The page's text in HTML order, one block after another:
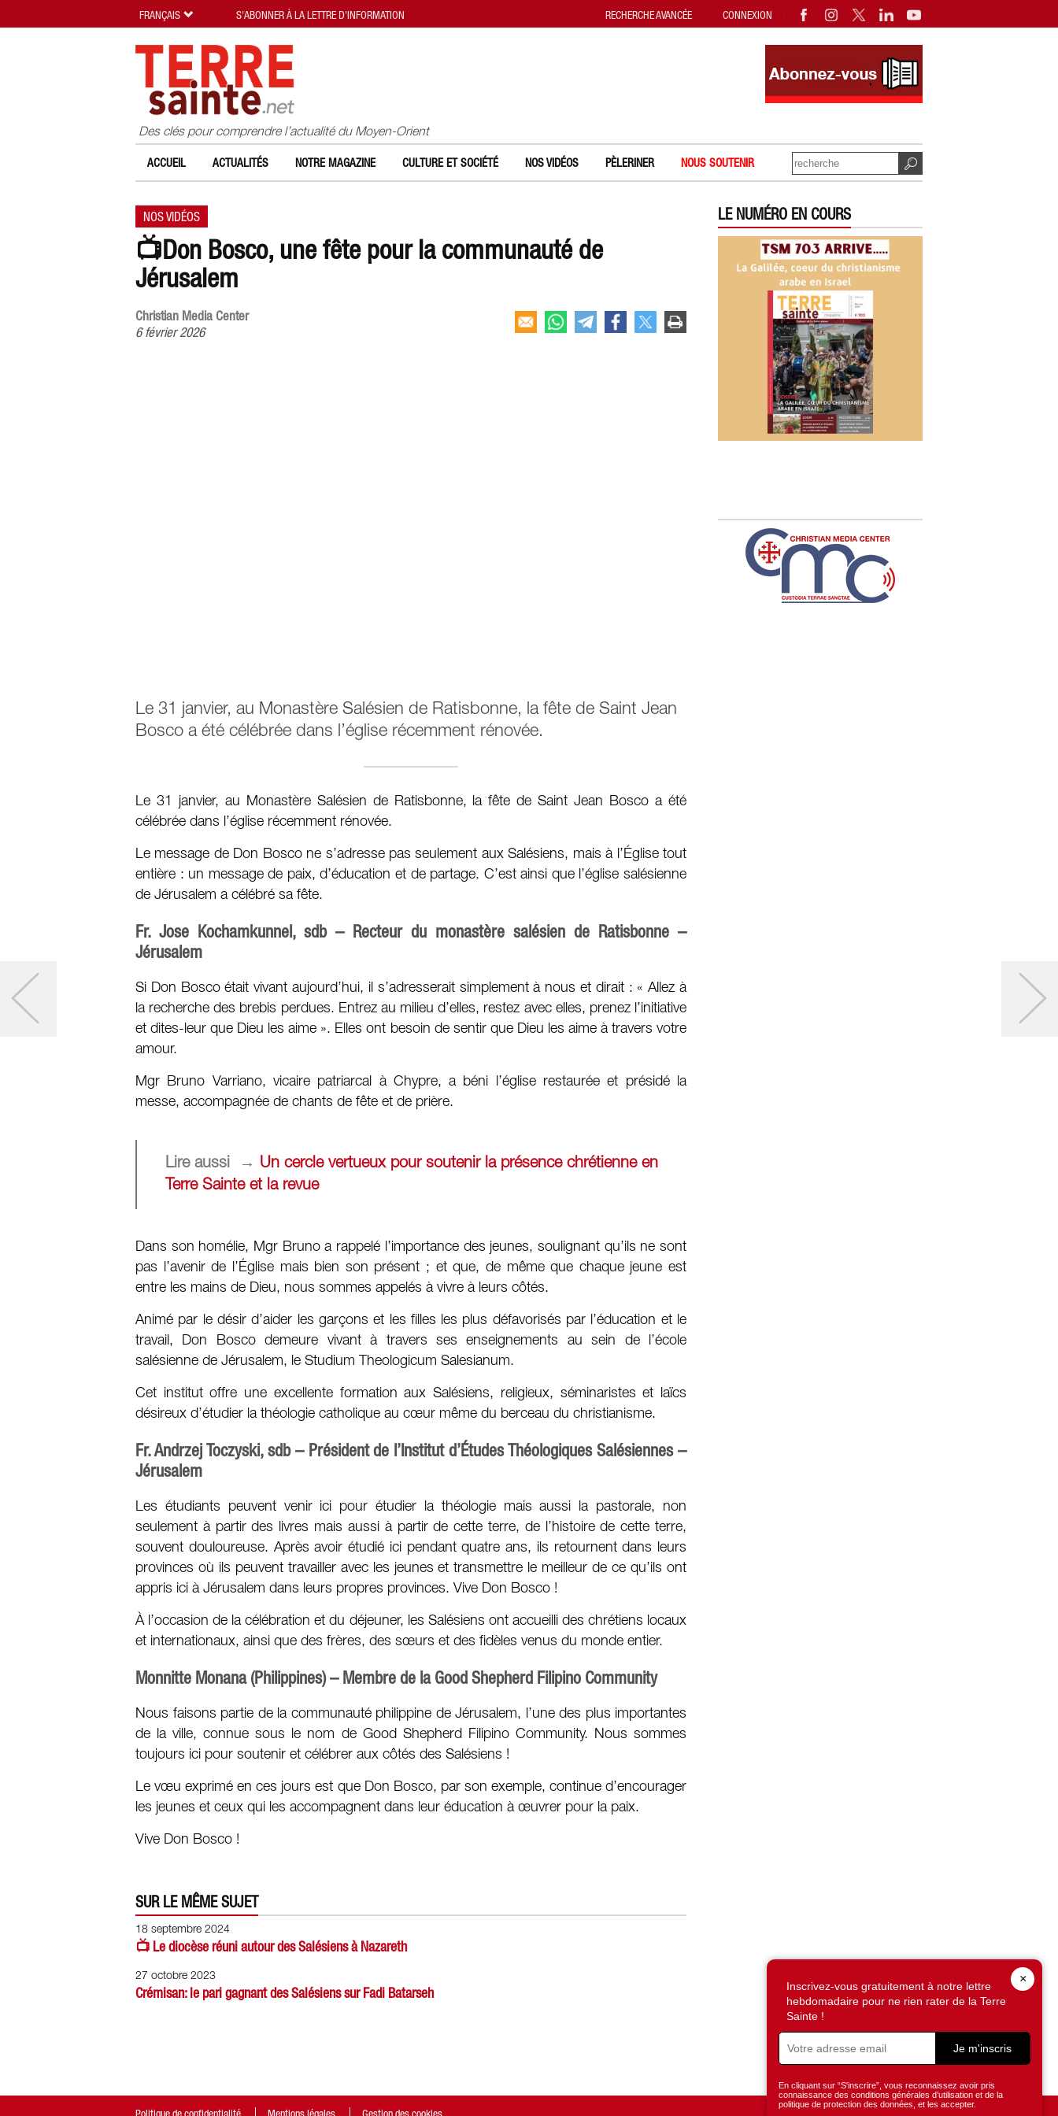
Des clés pour comprendre l’actualité du Moyen-Orient
ACCUEIL ACTUALITÉS NOTRE MAGAZINE CULTURE ET SOCIÉTÉ NOS VIDÉOS PÈLERINER NOUS SOUTENIR
NOS VIDÉOS
📺Don Bosco, une fête pour la communauté de
Jérusalem
Christian Media Center
6 février 2026
Le 31 janvier, au Monastère Salésien de Ratisbonne, la fête de Saint Jean
Bosco a été célébrée dans l’église récemment rénovée.
Le 31 janvier, au Monastère Salésien de Ratisbonne, la fête de Saint Jean Bosco a été
célébrée dans l’église récemment rénovée.
Le message de Don Bosco ne s’adresse pas seulement aux Salésiens, mais à l’Église tout
entière : un message de paix, d’éducation et de partage. C’est ainsi que l’église salésienne
de Jérusalem a célébré sa fête.
Fr. Jose Kochamkunnel, sdb – Recteur du monastère salésien de Ratisbonne –
Jérusalem
Si Don Bosco était vivant aujourd’hui, il s’adresserait simplement à nous et dirait : « Allez à
la recherche des brebis perdues. Entrez au milieu d’elles, restez avec elles, prenez l’initiative
et dites-leur que Dieu les aime ». Elles ont besoin de sentir que Dieu les aime à travers votre
amour.
Mgr Bruno Varriano, vicaire patriarcal à Chypre, a béni l’église restaurée et présidé la
messe, accompagnée de chants de fête et de prière.
Lire aussi →
Un cercle vertueux pour soutenir la présence chrétienne en
Terre Sainte et la revue
Dans son homélie, Mgr Bruno a rappelé l’importance des jeunes, soulignant qu’ils ne sont
pas l’avenir de l’Église mais bien son présent ; et que, de même que chaque jeune est
entre les mains de Dieu, nous sommes appelés à vivre à leurs côtés.
Animé par le désir d’aider les garçons et les filles les plus défavorisés par l’éducation et le
travail, Don Bosco demeure vivant à travers ses enseignements au sein de l’école
salésienne de Jérusalem, le Studium Theologicum Salesianum.
Cet institut offre une excellente formation aux Salésiens, religieux, séminaristes et laïcs
désireux d’étudier la théologie catholique au cœur même du berceau du christianisme.
Fr. Andrzej Toczyski, sdb – Président de l’Institut d’Études Théologiques Salésiennes –
Jérusalem
Les étudiants peuvent venir ici pour étudier la théologie mais aussi la pastorale, non
seulement à partir des livres mais aussi à partir de cette terre, de l’histoire de cette terre,
souvent douloureuse. Après avoir étudié ici pendant quatre ans, ils retournent dans leurs
provinces où ils peuvent travailler avec les jeunes et transmettre le meilleur de ce qu’ils ont
appris ici à Jérusalem dans leurs propres provinces. Vive Don Bosco !
À l’occasion de la célébration et du déjeuner, les Salésiens ont accueilli des chrétiens locaux
et internationaux, ainsi que des frères, des sœurs et des fidèles venus du monde entier.
Monnitte Monana (Philippines) – Membre de la Good Shepherd Filipino Community
Nous faisons partie de la communauté philippine de Jérusalem, l’une des plus importantes
de la ville, connue sous le nom de Good Shepherd Filipino Community. Nous sommes
toujours ici pour soutenir et célébrer aux côtés des Salésiens !
Le vœu exprimé en ces jours est que Don Bosco, par son exemple, continue d’encourager
les jeunes et ceux qui les accompagnent dans leur éducation à œuvrer pour la paix.
Vive Don Bosco !
SUR LE MÊME SUJET
18 septembre 2024
📺 Le diocèse réuni autour des Salésiens à Nazareth
27 octobre 2023
Crémisan: le pari gagnant des Salésiens sur Fadi Batarseh
LE NUMÉRO EN COURS
×
Inscrivez-vous gratuitement à notre lettre
hebdomadaire pour ne rien rater de la Terre
Sainte !
Je m'inscris
En cliquant sur “S'inscrire”, vous reconnaissez avoir pris
connaissance des conditions générales d’utilisation et de la
politique de protection des données, et les accepter.
Politique de confidentialité Mentions légales Gestion des cookies
RECHERCHE AVANCÉE CONNEXION
FRANÇAIS S'ABONNER À LA LETTRE D'INFORMATION